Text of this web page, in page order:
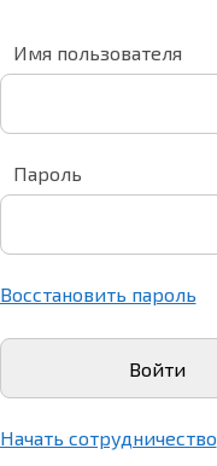
Имя пользователя
Пароль
Восстановить пароль
Начать сотрудничество